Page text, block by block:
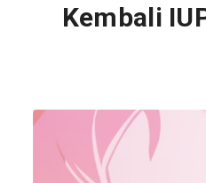
Kembali